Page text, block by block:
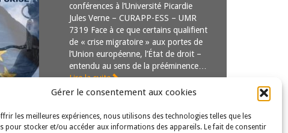
Gérer le consentement aux cookies
les meilleures expériences, nous utilisons des technologies telles que les
pour stocker et/ou accéder aux informations des appareils. Le fait de consentir
conférences à l’Université Picardie
Jules Verne – CURAPP-ESS – UMR
7319 Face à ce que certains qualifient
de « crise migratoire » aux portes de
l’Union européenne, l’État de droit –
entendu au sens de la prééminence…
Lire la suite